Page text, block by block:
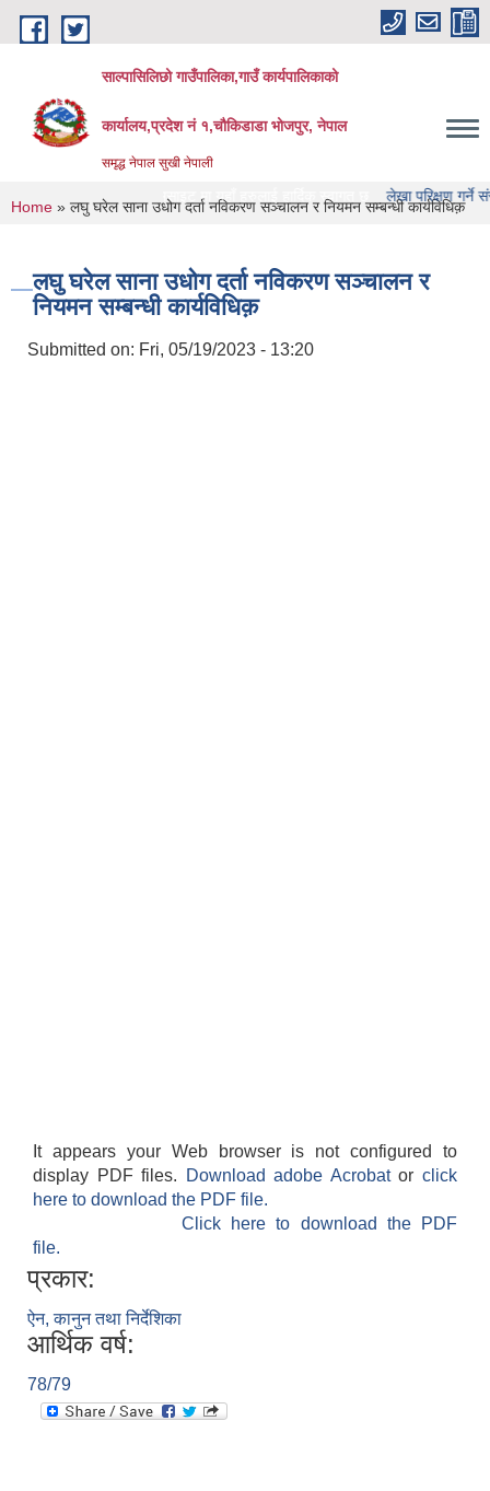
Skip to main content
साल्पासिलिछो गाउँपालिका,गाउँ कार्यपालिकाको
कार्यालय,प्रदेश नं १,चौकिडाडा भोजपुर, नेपाल
समृद्ध नेपाल सुखी नेपाली
गाउँपालिका को वेभसाइट मा यहाँ हरुलाई हार्दिक स्वागत छ लेखा परिक्षण गर्ने संस्था हरु
You are here
Home » लघु घरेल साना उधोग दर्ता नविकरण सञ्चालन र नियमन सम्बन्धी कार्यविधिक़
लघु घरेल साना उधोग दर्ता नविकरण सञ्चालन र
नियमन सम्बन्धी कार्यविधिक़
Submitted on: Fri, 05/19/2023 - 13:20
It appears your Web browser is not configured to
display PDF files.
Download adobe Acrobatorclick
here to download the PDF file.
Click here to download the PDF
file.
प्रकार:
ऐन, कानुन तथा निर्देशिका
आर्थिक वर्ष:
78/79